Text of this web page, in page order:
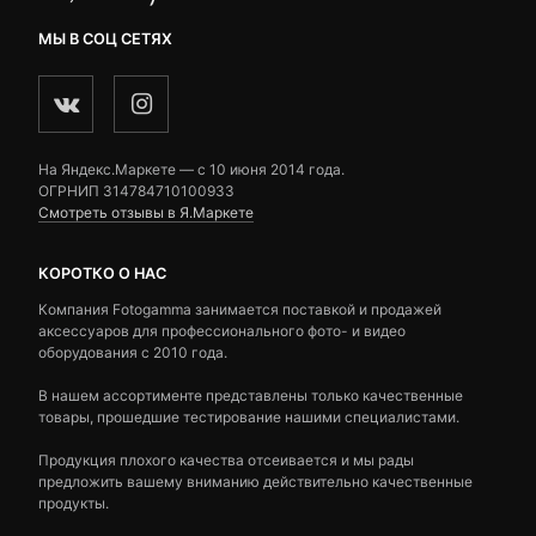
МЫ В СОЦ СЕТЯХ
На Яндекс.Маркете — c 10 июня 2014 года.
ОГРНИП 314784710100933
Смотреть отзывы в Я.Маркете
КОРОТКО О НАС
Компания Fotogamma занимается поставкой и продажей
аксессуаров для профессионального фото- и видео
оборудования с 2010 года.
В нашем ассортименте представлены только качественные
товары, прошедшие тестирование нашими специалистами.
Продукция плохого качества отсеивается и мы рады
предложить вашему вниманию действительно качественные
продукты.